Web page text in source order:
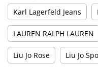
Karl Lagerfeld Jeans
LAUREN RALPH LAUREN
Liu Jo Rose Liu Jo